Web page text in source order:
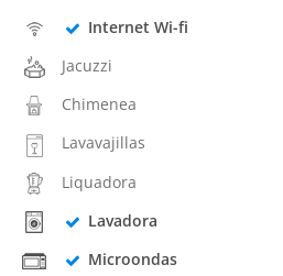
Internet Wi-fi
Jacuzzi
Chimenea
Lavavajillas
Liquadora
Lavadora
Microondas